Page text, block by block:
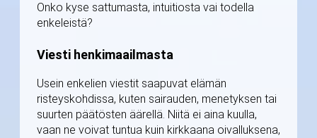
Onko kyse sattumasta, intuitiosta vai todella
enkeleistä?
Viesti henkimaailmasta
Usein enkelien viestit saapuvat elämän
risteyskohdissa, kuten sairauden, menetyksen tai
suurten päätösten äärellä. Niitä ei aina kuulla,
vaan ne voivat tuntua kuin kirkkaana oivalluksena,